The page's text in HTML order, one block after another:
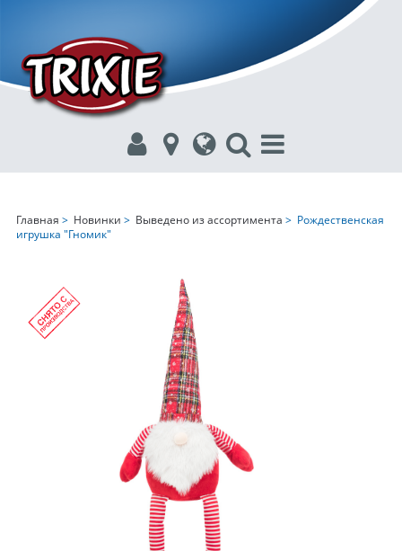
Главная > Новинки > Выведено из ассортимента > Рождественская
игрушка "Гномик"